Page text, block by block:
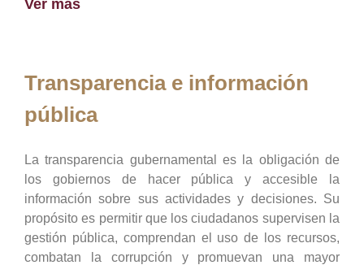
Ver más
Transparencia e información
pública
La transparencia gubernamental es la obligación de
los gobiernos de hacer pública y accesible la
información sobre sus actividades y decisiones. Su
propósito es permitir que los ciudadanos supervisen la
gestión pública, comprendan el uso de los recursos,
combatan la corrupción y promuevan una mayor